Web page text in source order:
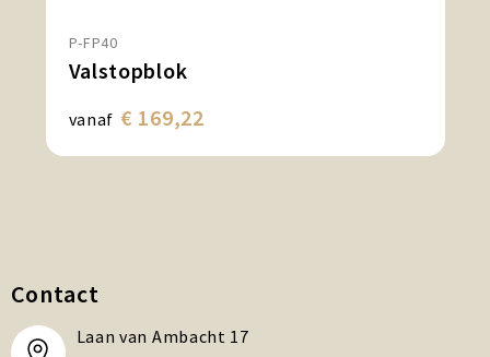
P-FP40
Valstopblok
vanaf € 169,22
Contact
Laan van Ambacht 17